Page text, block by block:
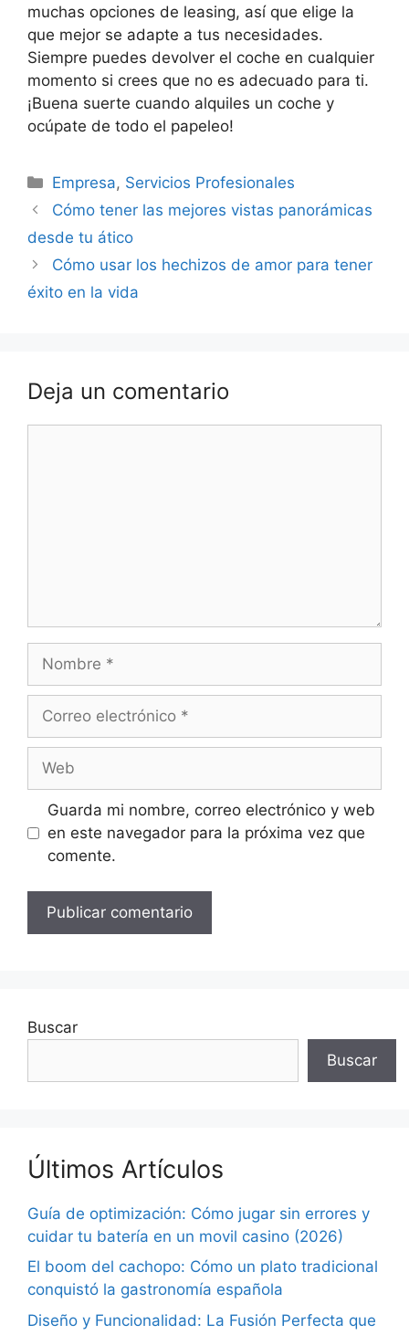
muchas opciones de leasing, así que elige la
que mejor se adapte a tus necesidades.
Siempre puedes devolver el coche en cualquier
momento si crees que no es adecuado para ti.
¡Buena suerte cuando alquiles un coche y
ocúpate de todo el papeleo!
Categorías
Empresa, Servicios Profesionales
Navegación
de
Cómo tener las mejores vistas panorámicas
desde tu ático
Cómo usar los hechizos de amor para tener
éxito en la vida
Deja un comentario
Nombre
Correo
Web
Guarda mi nombre, correo electrónico y web
en este navegador para la próxima vez que
comente.
Buscar
Buscar
Últimos Artículos
Guía de optimización: Cómo jugar sin errores y
cuidar tu batería en un movil casino (2026)
El boom del cachopo: Cómo un plato tradicional
conquistó la gastronomía española
Diseño y Funcionalidad: La Fusión Perfecta que